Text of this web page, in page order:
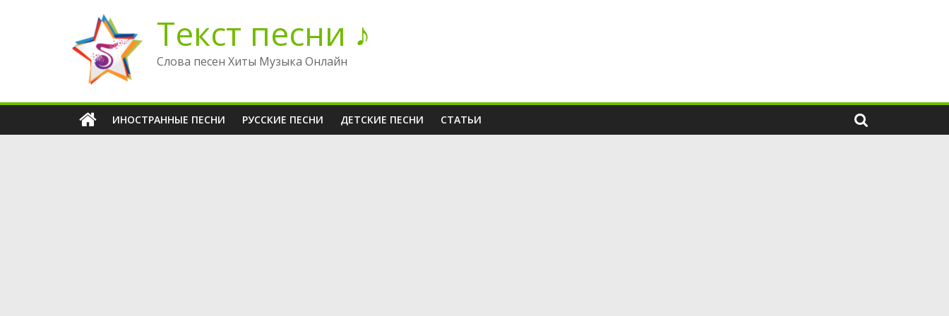
содержимому
Текст песни ♪
Слова песен Хиты Музыка Онлайн
ИНОСТРАННЫЕ ПЕСНИ РУССКИЕ ПЕСНИ ДЕТСКИЕ ПЕСНИ СТАТЬИ